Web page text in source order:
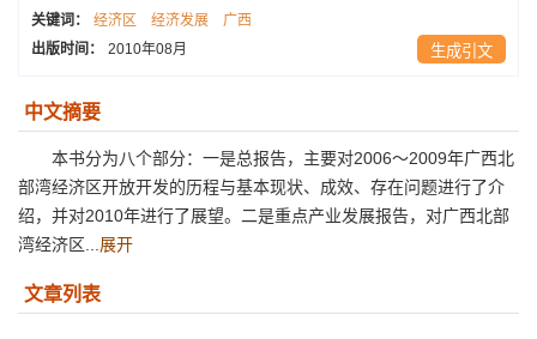
关键词：
经济区 经济发展
广西
出版时间：
2010年08月 生成引文
中文摘要
本书分为八个部分：一是总报告，主要对2006～2009年广西北
部湾经济区开放开发的历程与基本现状、成效、存在问题进行了介
绍，并对2010年进行了展望。二是重点产业发展报告，对广西北部
湾经济区...展开
文章列表